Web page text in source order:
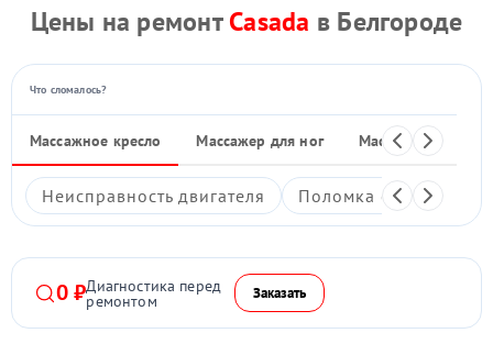
Цены на ремонтCasada в Белгороде
Что сломалось?
Массажное кресло Массажер для ног Массажные
Неисправность двигателя Поломка системы
0 ₽Диагностика перед
ремонтом Заказать